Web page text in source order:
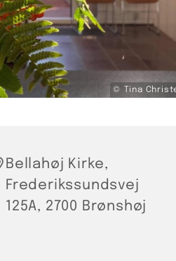
© Tina
Bellahøj Kirke,
Frederikssundsvej
125A, 2700 Brønshøj